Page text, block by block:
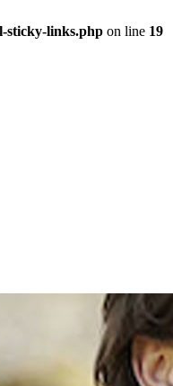
sticky-links.php on line 19